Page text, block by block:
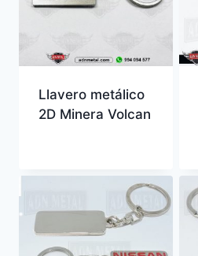
Llavero metálico
2D Minera Volcan